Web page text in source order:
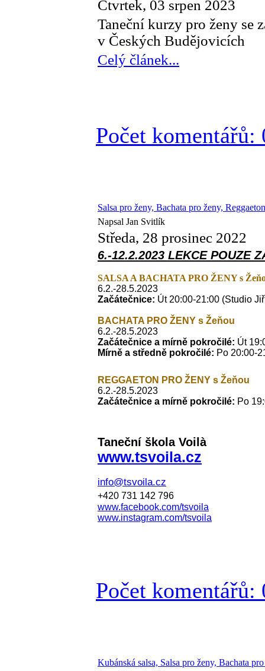
Čtvrtek, 03 srpen 2023
Taneční kurzy pro ženy se
v Českých Budějovicích
Celý článek...
Počet komentářů:
Salsa pro ženy, Bachata pro ženy,
Napsal Jan Svitlík
Středa, 28 prosinec 2022
6.-12.2.2023 LEKCE POUZE
SALSA A BACHATA PRO ŽENY s
6.2.-28.5.2023
Začátečnice: Út 20:00-21:00 (Studio
BACHATA PRO ŽENY s Žeňou
6.2.-28.5.2023
Začátečnice a mírně pokročilé: Út
Mírně a středně pokročilé: Po 20:00-
REGGAETON PRO ŽENY s Žeňou
6.2.-28.5.2023
Začátečnice a mírně pokročilé: Po
Taneční škola Voilà
www.tsvoila.cz
info@tsvoila.cz
+420 731 142 796
www.facebook.com/tsvoila
www.instagram.com/tsvoila
Počet komentářů:
Kubánská salsa, Salsa pro ženy, Bachata